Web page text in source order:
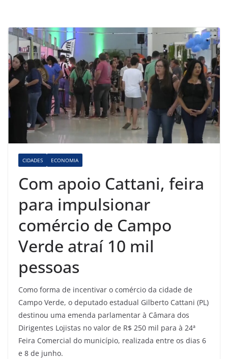
CIDADES ECONOMIA
Com apoio Cattani, feira
para impulsionar
comércio de Campo
Verde atraí 10 mil
pessoas
Como forma de incentivar o comércio da cidade de
Campo Verde, o deputado estadual Gilberto Cattani (PL)
destinou uma emenda parlamentar à Câmara dos
Dirigentes Lojistas no valor de R$ 250 mil para à 24ª
Feira Comercial do município, realizada entre os dias 6
e 8 de junho.